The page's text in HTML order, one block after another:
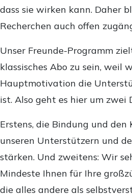
dass sie wirken kann. Daher
Recherchen auch offen
Unser Freunde-Programm
klassisches Abo zu sein, weil
Hauptmotivation die
ist. Also geht es hier um zwei
Erstens, die Bindung und
unseren Unterstützern und
stärken. Und zweitens: Wir
Mindeste Ihnen für Ihre
die alles andere als